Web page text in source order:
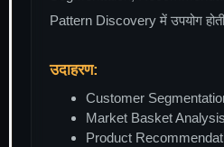
Pattern Discovery में उपयोग
उदाहरण:
Customer
Market Basket Analysis
Product